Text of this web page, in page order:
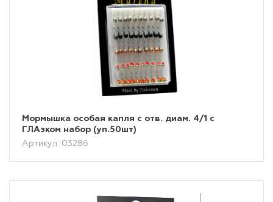
Мормышка особая капля с отв. диам. 4/1 с
ГЛАзком набор (уп.50шт)
Артикул: 03286